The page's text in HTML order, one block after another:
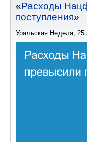
Расходы
поступления
Уральская Неделя, 25